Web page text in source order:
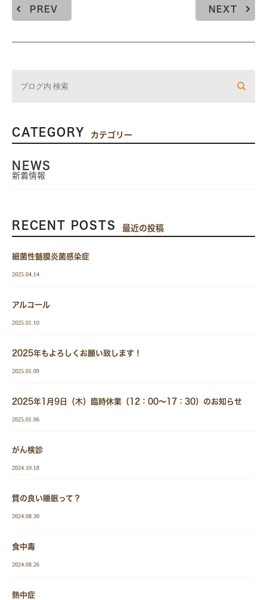
PREV NEXT
CATEGORY カテゴリー
NEWS
新着情報
RECENT POSTS 最近の投稿
細菌性髄膜炎菌感染症
2025.04.14
アルコール
2025.01.10
2025年もよろしくお願い致します！
2025.01.09
2025年1月9日（木）臨時休業（12：00～17：30）のお知らせ
2025.01.06
がん検診
2024.10.18
質の良い睡眠って？
2024.08.30
食中毒
2024.08.26
熱中症